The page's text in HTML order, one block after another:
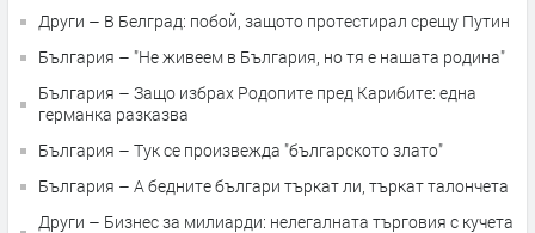
Други – В Белград: побой, защото протестирал срещу Путин
България – "Не живеем в България, но тя е нашата родина"
България – Защо избрах Родопите пред Карибите: една
германка разказва
България – Тук се произвежда "българското злато"
България – А бедните българи търкат ли, търкат талончета
Други – Бизнес за милиарди: нелегалната търговия с кучета